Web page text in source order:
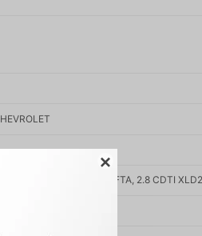

LCV - LGE ECOTEC NAFTA, 2.8 CDTI